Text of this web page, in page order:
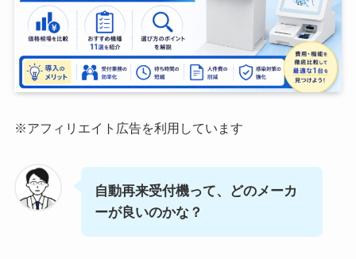
※アフィリエイト広告を利用しています
自動再来受付機って、どのメーカ
ーが良いのかな？